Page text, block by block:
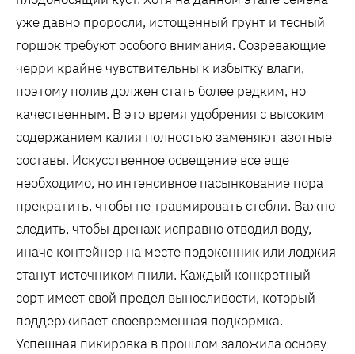
уже давно проросли‚ истощенный грунт и тесный
горшок требуют особого внимания. Созревающие
черри крайне чувствительны к избытку влаги‚
поэтому полив должен стать более редким‚ но
качественным. В это время удобрения с высоким
содержанием калия полностью заменяют азотные
составы. Искусственное освещение все еще
необходимо‚ но интенсивное пасынкование пора
прекратить‚ чтобы не травмировать стебли. Важно
следить‚ чтобы дренаж исправно отводил воду‚
иначе контейнер на месте подоконник или лоджия
станут источником гнили. Каждый конкретный
сорт имеет свой предел выносливости‚ который
поддерживает своевременная подкормка.
Успешная пикировка в прошлом заложила основу